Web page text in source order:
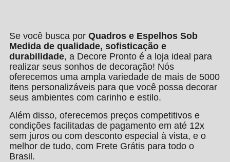
Se você busca por Quadros e Espelhos Sob
Medida de qualidade, sofisticação e
durabilidade, a Decore Pronto é a loja ideal para
realizar seus sonhos de decoração! Nós
oferecemos uma ampla variedade de mais de 5000
itens personalizáveis para que você possa decorar
seus ambientes com carinho e estilo.
Além disso, oferecemos preços competitivos e
condições facilitadas de pagamento em até 12x
sem juros ou com desconto especial à vista, e o
melhor de tudo, com Frete Grátis para todo o
Brasil.